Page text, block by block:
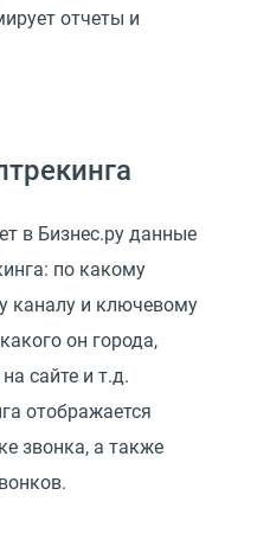
отчеты и
в Бизнес.ру данные
по какому
каналу и ключевому
он города,
сайте и т.д.
отображается
звонка, а также